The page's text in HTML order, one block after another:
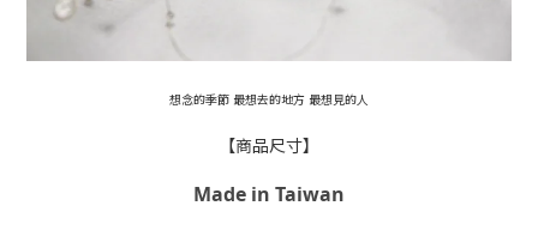
想念的季節 最想去的地方 最想見的人
【商品尺寸】
Made in Taiwan